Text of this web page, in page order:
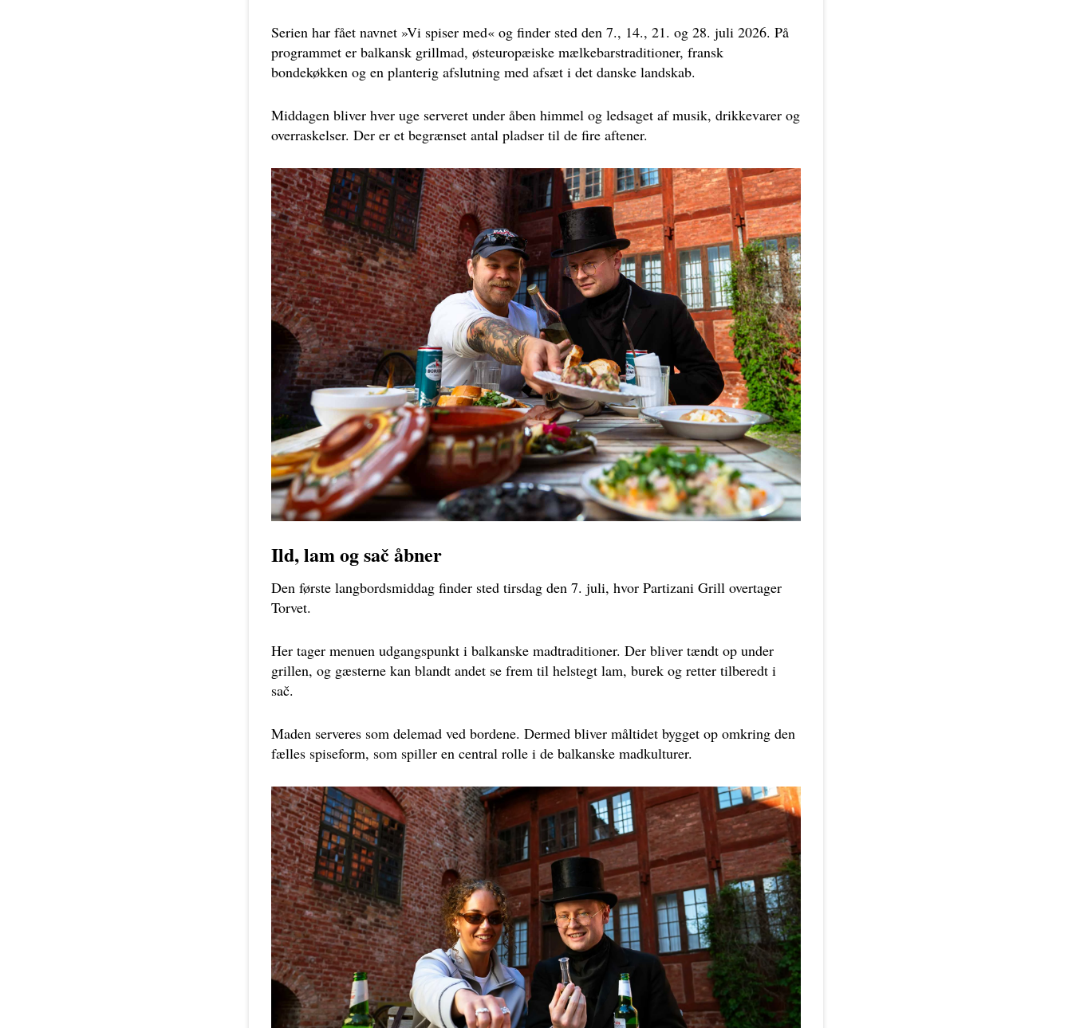
Serien har fået navnet »Vi spiser med« og finder sted den 7., 14., 21. og 28. juli 2026. På
programmet er balkansk grillmad, østeuropæiske mælkebarstraditioner, fransk
bondekøkken og en planterig afslutning med afsæt i det danske landskab.
Middagen bliver hver uge serveret under åben himmel og ledsaget af musik, drikkevarer og
overraskelser. Der er et begrænset antal pladser til de fire aftener.
Ild, lam og sač åbner
Den første langbordsmiddag finder sted tirsdag den 7. juli, hvor Partizani Grill overtager
Torvet.
Her tager menuen udgangspunkt i balkanske madtraditioner. Der bliver tændt op under
grillen, og gæsterne kan blandt andet se frem til helstegt lam, burek og retter tilberedt i
sač.
Maden serveres som delemad ved bordene. Dermed bliver måltidet bygget op omkring den
fælles spiseform, som spiller en central rolle i de balkanske madkulturer.